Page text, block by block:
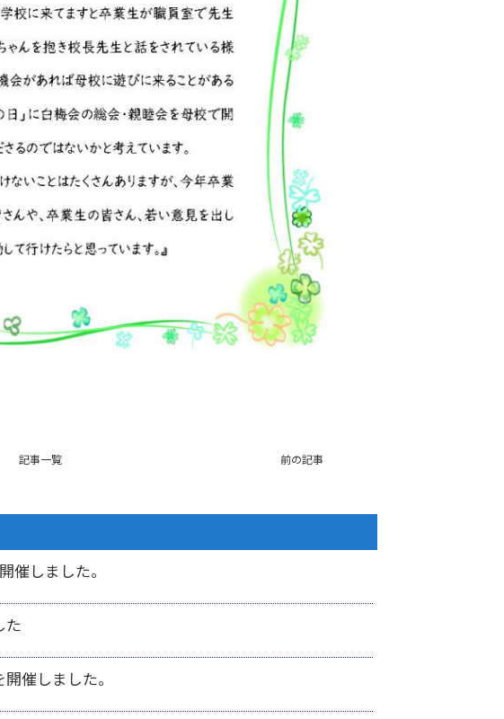
記事一覧 前の記事
催しました。
た
催しました。